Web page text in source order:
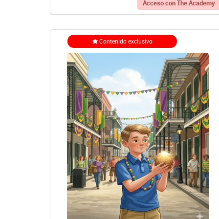
Acceso con The Academy
Contenido exclusivo